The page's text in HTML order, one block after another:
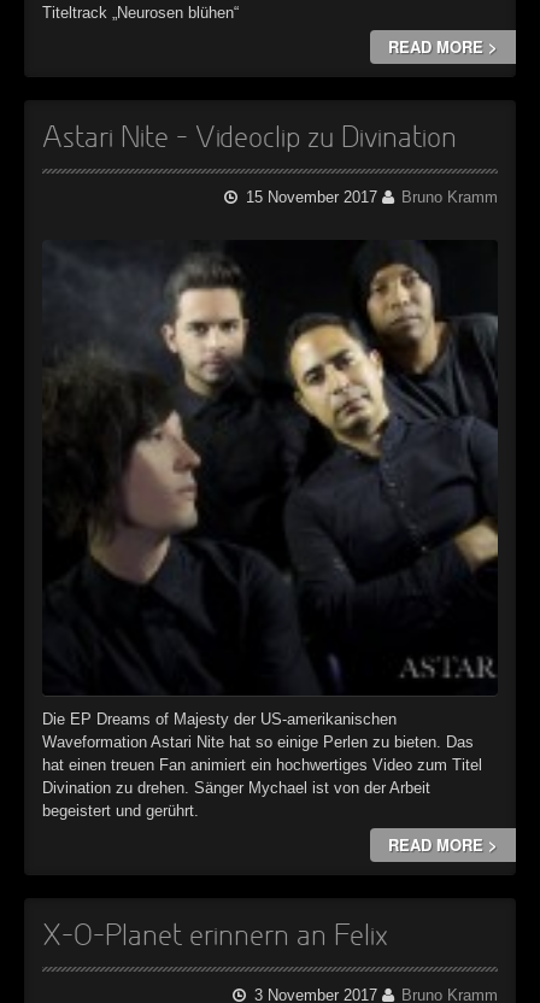
Titeltrack „Neurosen blühen“
READ MORE >
Astari Nite – Videoclip zu Divination
15 November 2017 Bruno Kramm
Die EP Dreams of Majesty der US-amerikanischen
Waveformation Astari Nite hat so einige Perlen zu bieten. Das
hat einen treuen Fan animiert ein hochwertiges Video zum Titel
Divination zu drehen. Sänger Mychael ist von der Arbeit
begeistert und gerührt.
READ MORE >
X-O-Planet erinnern an Felix
3 November 2017 Bruno Kramm